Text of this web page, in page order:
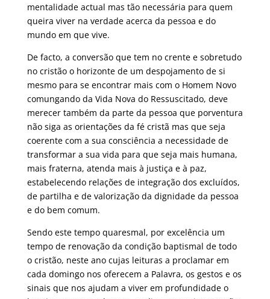
mentalidade actual mas tão necessária para quem
queira viver na verdade acerca da pessoa e do
mundo em que vive.
De facto, a conversão que tem no crente e sobretudo
no cristão o horizonte de um despojamento de si
mesmo para se encontrar mais com o Homem Novo
comungando da Vida Nova do Ressuscitado, deve
merecer também da parte da pessoa que porventura
não siga as orientações da fé cristã mas que seja
coerente com a sua consciência a necessidade de
transformar a sua vida para que seja mais humana,
mais fraterna, atenda mais à justiça e à paz,
estabelecendo relações de integração dos excluídos,
de partilha e de valorização da dignidade da pessoa
e do bem comum.
Sendo este tempo quaresmal, por excelência um
tempo de renovação da condição baptismal de todo
o cristão, neste ano cujas leituras a proclamar em
cada domingo nos oferecem a Palavra, os gestos e os
sinais que nos ajudam a viver em profundidade o